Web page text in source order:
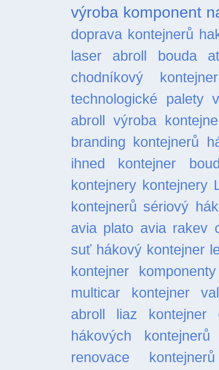
výroba komponent
doprava kontejnerů
laser
abroll bouda
chodníkový
technologické palety
abroll výroba
branding kontejnerů
ihned
kontejner
kontejnery kontejnery
kontejnerů sériový
avia plato avia rakev
suť hákový kontejner
kontejner
multicar
kontejner
abroll
liaz kontejner
hákových kontejnerů
renovace kontejnerů